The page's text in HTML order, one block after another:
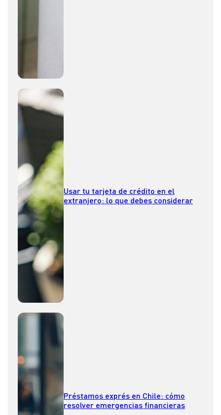
Usar tu tarjeta de crédito en el
extranjero: lo que debes considerar
Préstamos exprés en Chile: cómo
resolver emergencias financieras